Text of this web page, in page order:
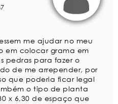
me ajudar no meu
em colocar grama em
pedras para fazer o
de me arrepender, por
que poderia ficar legal
o tipo de planta
x 6,30 de espaço que